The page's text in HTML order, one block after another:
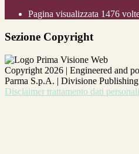
Pagina visualizzata 1476
Sezione Copyright
Copyright 2026 | Engineered and
Parma S.p.A. | Divisione
Disclaimer trattamento dati personali